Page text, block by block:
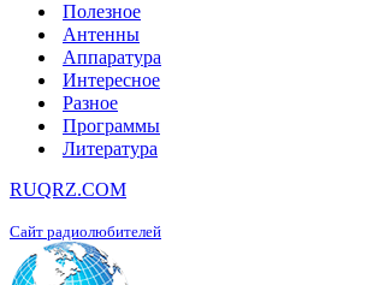
Полезное
Антенны
Аппаратура
Интересное
Разное
Программы
Литература
RUQRZ.COM
Сайт радиолюбителей